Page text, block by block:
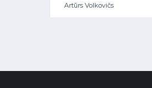
Artūrs Volkovičs